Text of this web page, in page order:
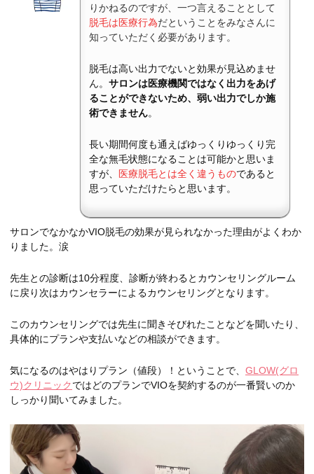
りかねるのですが、一つ言えることとして
脱毛は医療行為だということをみなさんに
知っていただく必要があります。
脱毛は高い出力でないと効果が見込めませ
ん。 サロンは医療機関ではなく出力をあげ
ることができないため、弱い出力でしか施
術できません。
長い期間何度も通えばゆっくりゆっくり完
全な無毛状態になることは可能かと思いま
すが、
医療脱毛とは全く違うものであると
思っていただけたらと思います。
サロンでなかなかVIO脱毛の効果が見られなかった理由がよくわか
りました。涙
先生との診断は10分程度、診断が終わるとカウンセリングルーム
に戻り次はカウンセラーによるカウンセリングとなります。
このカウンセリングでは先生に聞きそびれたことなどを聞いたり、
具体的にプランや支払いなどの相談ができます。
気になるのはやはりプラン（値段）！ということで、 GLOW(グロ
ウ)クリニックではどのプランでVIOを契約するのが一番賢いのか
しっかり聞いてみました。